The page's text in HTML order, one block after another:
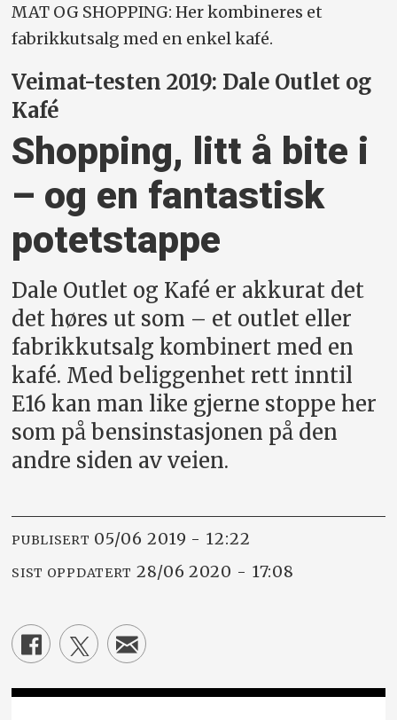
MAT OG SHOPPING: Her kombineres et
fabrikkutsalg med en enkel kafé.
Veimat-testen 2019: Dale Outlet og
Kafé
Shopping, litt å bite i
– og en fantastisk
potetstappe
Dale Outlet og Kafé er akkurat det
det høres ut som – et outlet eller
fabrikkutsalg kombinert med en
kafé. Med beliggenhet rett inntil
E16 kan man like gjerne stoppe her
som på bensinstasjonen på den
andre siden av veien.
PUBLISERT 05/06 2019 - 12:22
SIST OPPDATERT 28/06 2020 - 17:08